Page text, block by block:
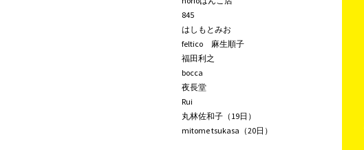
845
はしもとみお
feltico 麻生順子
福田利之
bocca
夜長堂
Rui
丸林佐和子（19日）
mitome tsukasa（20日）